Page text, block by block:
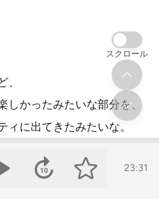
しかったみたいな部分を、
ィに出てきたみたいな。
23:31
スクロール